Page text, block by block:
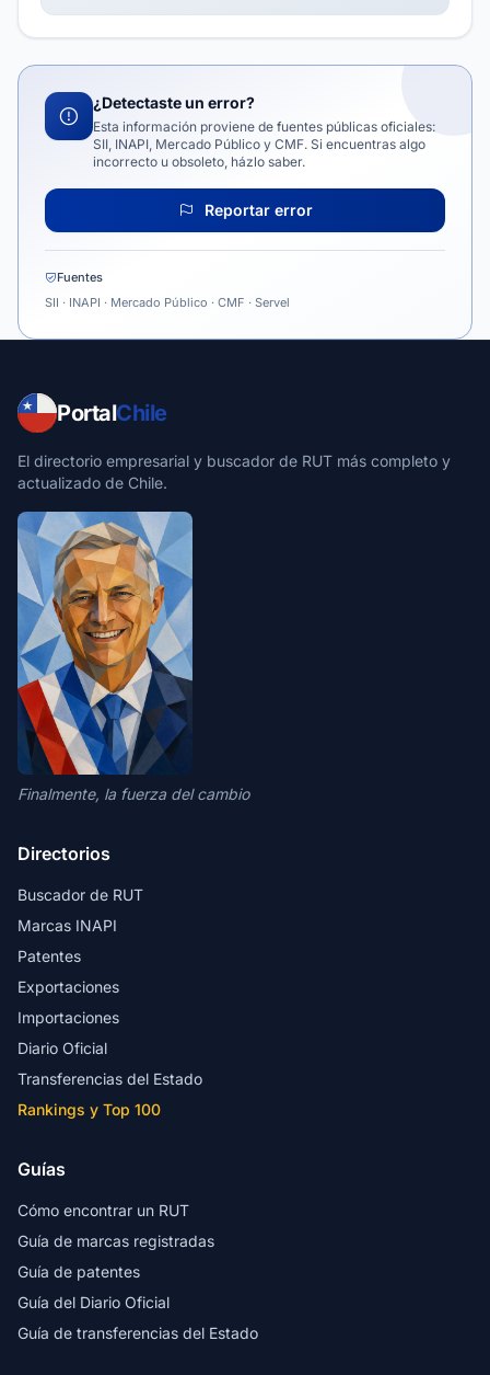
¿Detectaste un error?
Esta información proviene de fuentes públicas oficiales:
SII, INAPI, Mercado Público y CMF. Si encuentras algo
incorrecto u obsoleto, házlo saber.
Reportar error
Fuentes
SII · INAPI · Mercado Público · CMF · Servel
PortalChile
El directorio empresarial y buscador de RUT más completo y
actualizado de Chile.
Finalmente, la fuerza del cambio
Directorios
Buscador de RUT
Marcas INAPI
Patentes
Exportaciones
Importaciones
Diario Oficial
Transferencias del Estado
Rankings y Top 100
Guías
Cómo encontrar un RUT
Guía de marcas registradas
Guía de patentes
Guía del Diario Oficial
Guía de transferencias del Estado